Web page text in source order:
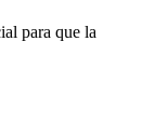
para que la